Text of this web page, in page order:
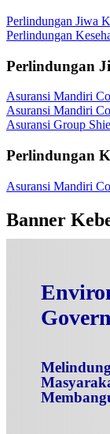
Perlindungan Jiwa
Perlindungan
Perlindungan
Asuransi Mandiri
Asuransi Mandiri
Asuransi Group
Perlindungan
Asuransi Mandiri
Banner